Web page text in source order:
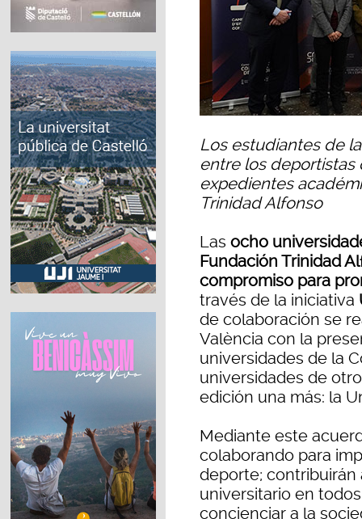
Los estudiantes de
entre los deportistas
expedientes
Trinidad Alfonso
Las ocho
Fundación Trinidad
compromiso para
través de la iniciativa
de colaboración se
València con la
universidades de la
universidades de
edición una más: la
Mediante este
colaborando para
deporte;
universitario en
concienciar a la